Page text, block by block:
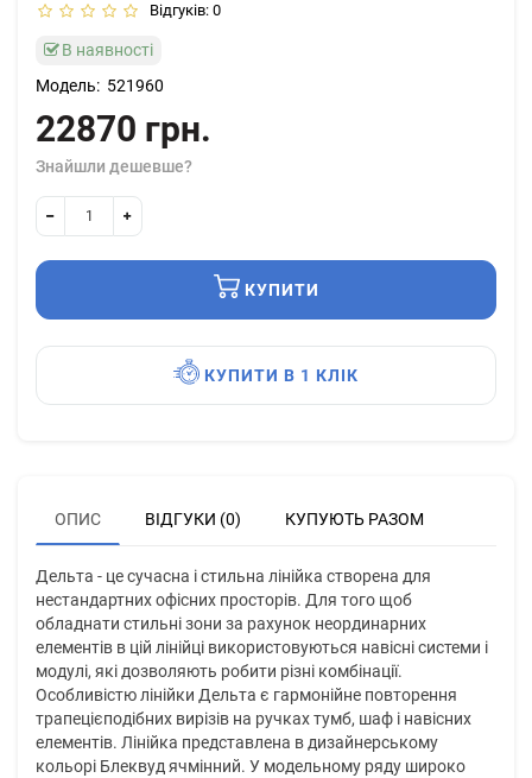
Відгуків: 0
В наявності
Модель: 521960
22870 грн.
Знайшли дешевше?
КУПИТИ
КУПИТИ В 1 КЛІК
ОПИС ВІДГУКИ (0) КУПУЮТЬ РАЗОМ
Дельта - це сучасна і стильна лінійка створена для
нестандартних офісних просторів. Для того щоб
обладнати стильні зони за рахунок неординарних
елементів в цій лінійці використовуються навісні системи і
модулі, які дозволяють робити різні комбінації.
Особливістю лінійки Дельта є гармонійне повторення
трапецієподібних вирізів на ручках тумб, шаф і навісних
елементів. Лінійка представлена в дизайнерському
кольорі Блеквуд ячмінний. У модельному ряду широко